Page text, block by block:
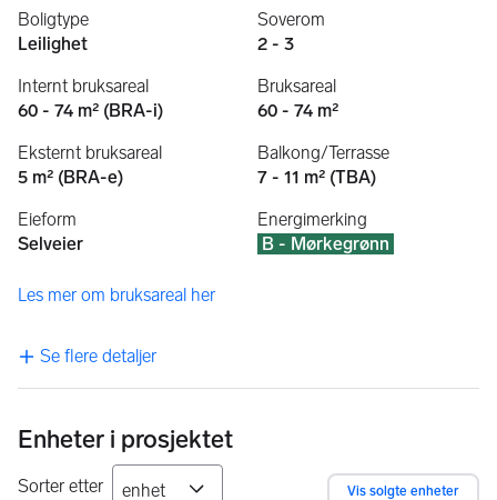
Boligtype
Leilighet
Soverom
2 - 3
Internt bruksareal
60 - 74 m² (BRA-i)
Bruksareal
60 - 74 m²
Eksternt bruksareal
5 m² (BRA-e)
Balkong/Terrasse
7 - 11 m² (TBA)
Eieform
Selveier
Energimerking
B - Mørkegrønn
Les mer om bruksareal her
Se flere detaljer
Enheter i prosjektet
Sorter etter Vis solgte enheter